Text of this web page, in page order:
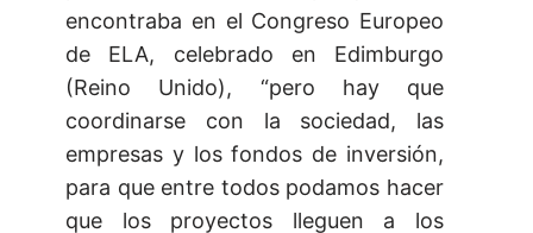
encontraba en el Congreso Europeo
de ELA, celebrado en Edimburgo
(Reino Unido), “pero hay que
coordinarse con la sociedad, las
empresas y los fondos de inversión,
para que entre todos podamos hacer
que los proyectos lleguen a los